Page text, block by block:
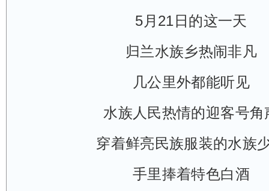
5月21日的这一天
归兰水族乡热闹非凡
几公里外都能听见
水族人民热情的迎客号角
穿着鲜亮民族服装的水族
手里捧着特色白酒